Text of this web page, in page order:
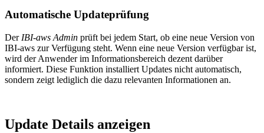
Automatische Updateprüfung
Der IBI-aws Admin prüft bei jedem Start, ob eine neue Version von
IBI-aws zur Verfügung steht. Wenn eine neue Version verfügbar ist,
wird der Anwender im Informationsbereich dezent darüber
informiert. Diese Funktion installiert Updates nicht automatisch,
sondern zeigt lediglich die dazu relevanten Informationen an.
Update Details anzeigen